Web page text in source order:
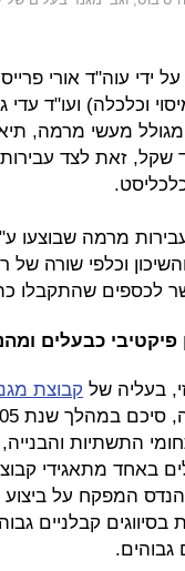
ידי עוה"ד אורי
וכלכלה) ועו"ד
ומגולל מעשי מרמה,
שקל, זאת לצד
עוסקים בעבירות מרמה
וכלפי שורה של
לכספים שהתקבלו
פיקטיבי כבעלים
בעליה של קבוצת
התשתיות
באחד מתאגידי
המפקח על ביצוע
בסיווגים קבלניים
גבוהים.